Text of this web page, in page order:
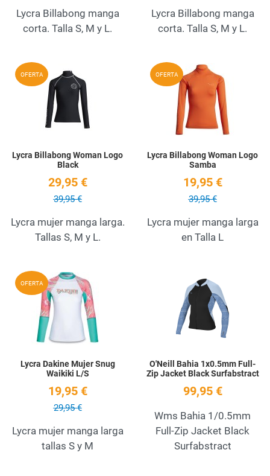
Lycra Billabong manga
corta. Talla S, M y L.
Lycra Billabong manga
corta. Talla S, M y L.
OFERTA Añadir a la lista de deseos
Quick View
Lycra Billabong Woman Logo
Black
29,95 €
39,95 €
Lycra mujer manga larga.
Tallas S, M y L.
OFERTA
Lycra Billabong Woman Logo
Samba
19,95 €
39,95 €
Lycra mujer manga larga
en Talla L
OFERTA Añadir a la lista de deseos
Lycra Dakine Mujer Snug
Waikiki L/S
19,95 €
29,95 €
Lycra mujer manga larga
tallas S y M
O'Neill Bahia 1x0.5mm Full-
Zip Jacket Black Surfabstract
99,95 €
Wms Bahia 1/0.5mm
Full-Zip Jacket Black
Surfabstract